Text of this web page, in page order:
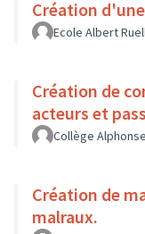
Création
Ecole Albert
Création de
acteurs et
Collège
Création de
malraux.